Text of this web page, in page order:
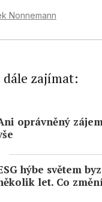
Nonnemann
dále zajímat:
oprávněný
hýbe světem
let. Co